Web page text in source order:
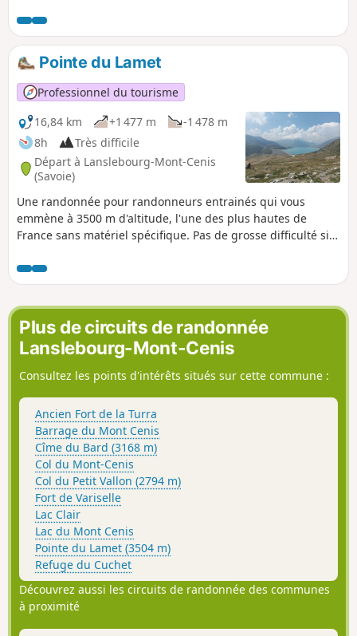
interdit son accès à l'intérieur.
Pointe du Lamet
Professionnel du tourisme
16,84 km
+1 477 m
-1 478 m
8h
Très difficile
Départ à Lanslebourg-Mont-Cenis
(Savoie)
Une randonnée pour randonneurs entrainés qui vous
emmène à 3500 m d'altitude, l'une des plus hautes de
France sans matériel spécifique. Pas de grosse difficulté si
raides, mais au sommet, si vous avez la chance d'éviter la
nebbia, un paysage magnifique (Rochemelon, Charbonnel,
Pointe de Ronce, Giusalet...)
Plus de circuits de randonnée
Lanslebourg-Mont-Cenis
Consultez les points d'intérêts situés sur cette commune :
Ancien Fort de la Turra
Barrage du Mont Cenis
Cîme du Bard (3168 m)
Col du Mont-Cenis
Col du Petit Vallon (2794 m)
Fort de Variselle
Lac Clair
Lac du Mont Cenis
Pointe du Lamet (3504 m)
Refuge du Cuchet
Découvrez aussi les circuits de randonnée des communes
à proximité